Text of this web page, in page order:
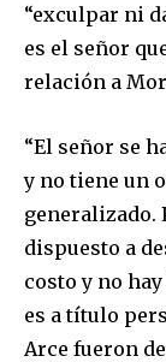
“exculpar ni
es el señor
relación a
“El señor se
y no tiene un
generalizado.
dispuesto a
costo y no
es a título
Arce fueron